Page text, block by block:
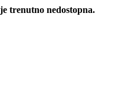
trenutno nedostopna.